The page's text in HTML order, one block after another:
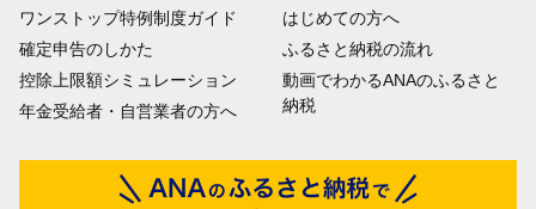
ワンストップ特例制度ガイド
確定申告のしかた
控除上限額シミュレーション
年金受給者・自営業者の方へ
はじめての方へ
ふるさと納税の流れ
動画でわかるANAのふるさと
納税